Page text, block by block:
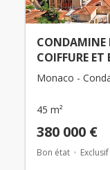
CONDAMINE
COIFFURE ET
Monaco -
45 m²
380 000 €
Bon état Exclusif